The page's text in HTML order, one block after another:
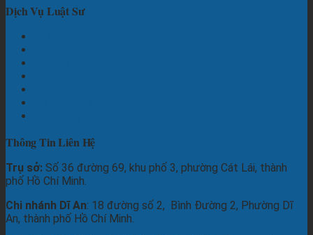
Dịch Vụ Luật Sư
Thông Tin Liên Hệ
Trụ sở: Số 36 đường 69, khu phố 3, phường Cát Lái, thành
phố Hồ Chí Minh.
Chi nhánh Dĩ An: 18 đường số 2, Bình Đường 2, Phường Dĩ
An, thành phố Hồ Chí Minh.